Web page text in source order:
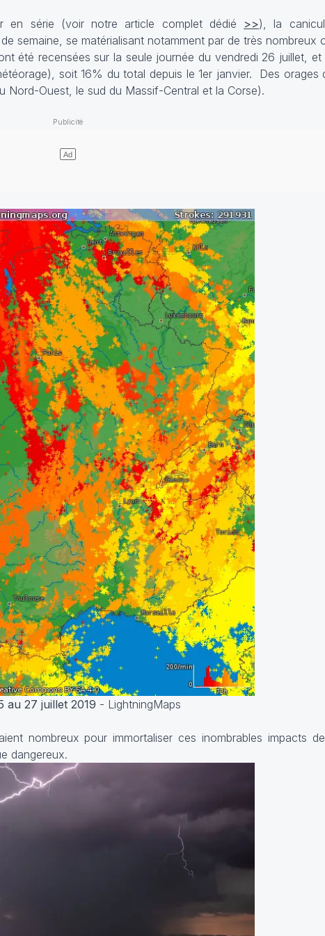
en série (voir notre article complet dédié >>), la
semaine, se matérialisant notamment par de très nombreux
été recensées sur la seule journée du vendredi 26 juillet,
soit 16% du total depuis le 1er janvier. Des orages
Nord-Ouest, le sud du Massif-Central et la Corse).
au 27 juillet 2019 - LightningMaps
nombreux pour immortaliser ces inombrables impacts
dangereux.